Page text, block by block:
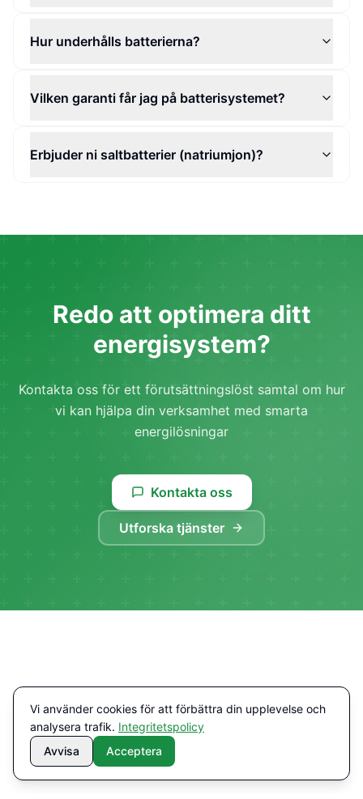
Hur underhålls batterierna?
Vilken garanti får jag på batterisystemet?
Erbjuder ni saltbatterier (natriumjon)?
Redo att optimera ditt
energisystem?
Kontakta oss för ett förutsättningslöst samtal om hur
vi kan hjälpa din verksamhet med smarta
energilösningar
Kontakta oss
Utforska tjänster
Vi använder cookies för att förbättra din upplevelse och
analysera trafik. Integritetspolicy
Avvisa
Acceptera